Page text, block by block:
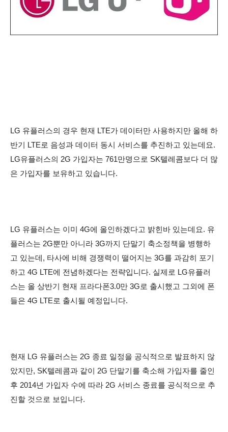
LG 유플러스의 경우 현재 LTE가 데이터만 사용하지만 올해 하
반기 LTE로 음성과 데이터 동시 서비스를 추진하고 있는데요.
LG유플러스의 2G 가입자는 761만명으로 SK텔레콤보다 더 많
은 가입자를 보유하고 있습니다.
LG 유플러스는 이미 4G에 올인하겠다고 밝힌바 있는데요. 유
플러스는 2G뿐만 아니라 3G까지 단말기 축소정책을 병행하
고 있는데, 타사에 비해 경쟁력이 떨어지는 3G를 과감히 포기
하고 4G LTE에 전념하겠다는 전략입니다. 실제로 LG유플러
스는 올 상반기
현재 프라다폰3.0만 3G로 출시했고 그외에 폰
들은 4G LTE로 출시될 예정입니다.
현재 LG 유플러스는 2G 종료 일정을 공식적으로 발표하지 않
았지만, SK텔레콤과 같이 2G 단말기를 축소해 가입자를 줄인
후 2014년 가입자 수에 따라 2G 서비스 종료를 공식적으로 추
진할 것으로 보입니다.